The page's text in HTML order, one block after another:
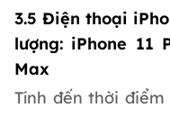
3.5 Điện thoại
lượng: iPhone 11
Max
Tính đến thời